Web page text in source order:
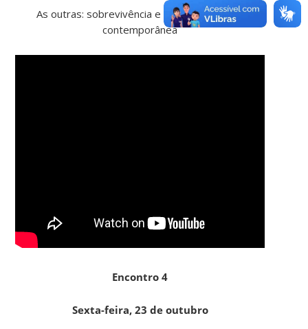
As outras: sobrevivência e rito da/na poesia
contemporânea
Encontro 4
Sexta-feira, 23 de outubro